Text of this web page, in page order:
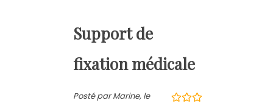
Support de
fixation médicale
Posté par Marine, le